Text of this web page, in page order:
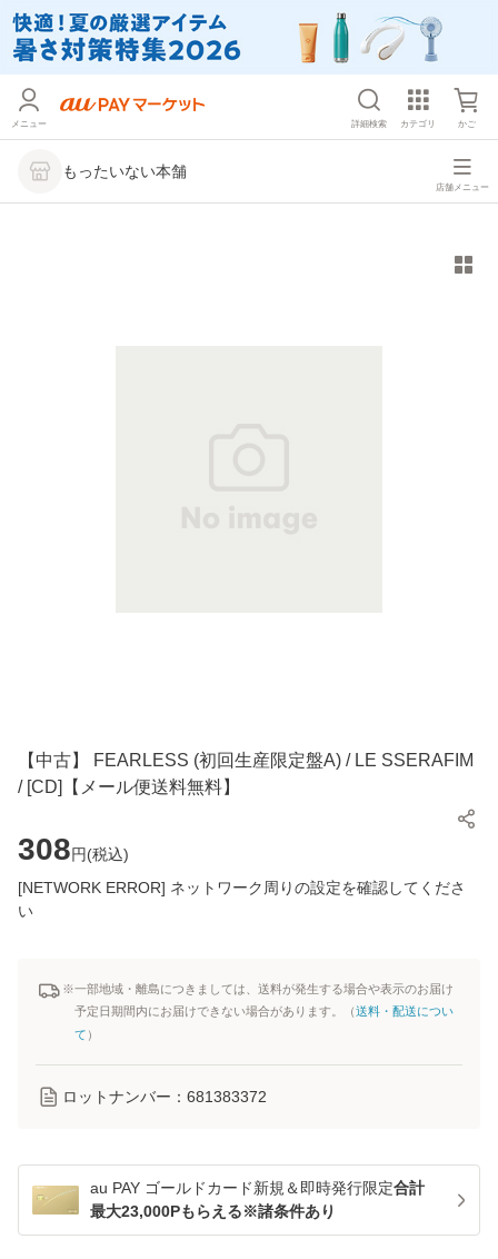
メニュー 詳細検索 カテゴリ かご
もったいない本舗
店舗メニュー
【中古】 FEARLESS (初回生産限定盤A) / LE SSERAFIM
/ [CD]【メール便送料無料】
308円(税込)
[NETWORK ERROR] ネットワーク周りの設定を確認してくださ
い
※一部地域・離島につきましては、送料が発生する場合や表示のお届け
予定日期間内にお届けできない場合があります。（送料・配送につい
て ）
ロットナンバー： 681383372
au PAY ゴールドカード新規＆即時発行限定合計
最大23,000Pもらえる※諸条件あり